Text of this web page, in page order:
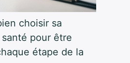
choisir sa
pour être
étape de la